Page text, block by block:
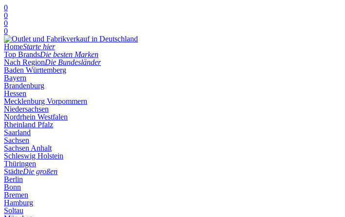
0
0
0
0
HomeStarte hier
Top BrandsDie besten Marken
Nach RegionDie Bundesländer
Baden Württemberg
Bayern
Brandenburg
Hessen
Mecklenburg Vorpommern
Niedersachsen
Nordrhein Westfalen
Rheinland Pfalz
Saarland
Sachsen
Sachsen Anhalt
Schleswig Holstein
Thüringen
StädteDie großen
Berlin
Bonn
Bremen
Hamburg
Soltau